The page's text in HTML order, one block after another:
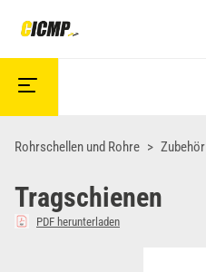
Rohrschellen und Rohre Zubehör
Tragschienen
PDF herunterladen